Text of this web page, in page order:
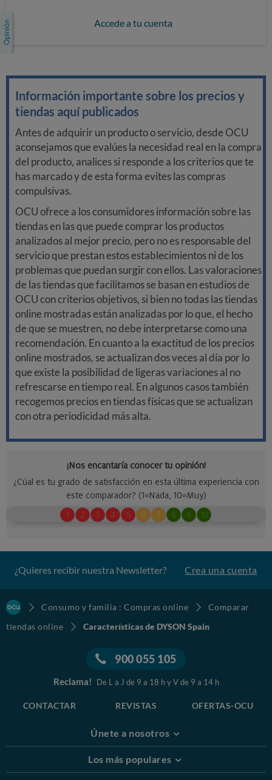
Accede a tu cuenta
Información importante sobre los precios y
tiendas aquí publicados
Antes de adquirir un producto o servicio, desde OCU
aconsejamos que evalúes la necesidad real en la compra
del producto, analices si responde a los criterios que te
has marcado y de esta forma evites las compras
compulsivas.
OCU ofrece a los consumidores información sobre las
tiendas en las que puede comprar los productos
analizados al mejor precio, pero no es responsable del
servicio que prestan estos establecimientos ni de los
problemas que puedan surgir con ellos. Las valoraciones
de las tiendas que facilitamos se basan en estudios de
OCU con criterios objetivos, si bien no todas las tiendas
online mostradas están analizadas por lo que, el hecho
de que se muestren, no debe interpretarse como una
recomendación. En cuanto a la exactitud de los precios
online mostrados, se actualizan dos veces al día por lo
que existe la posibilidad de ligeras variaciones al no
refrescarse en tiempo real. En algunos casos también
recogemos precios en tiendas físicas que se actualizan
con otra periodicidad más alta.
¿Quieres recibir nuestra Newsletter? Crea una cuenta
Consumo y familia : Compras online
Comparar
tiendas online
Características de DYSON Spain
900 055 105
Reclama! De L a J de 9 a 18 h y V de 9 a 14 h
CONTACTAR REVISTAS OFERTAS-OCU
Únete a nosotros
Los más populares